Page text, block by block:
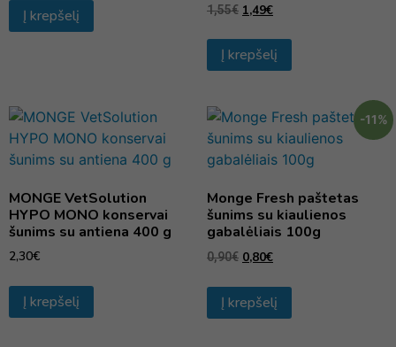
Į krepšelį 1,55€ 1,49€
Į krepšelį
MONGE VetSolution
HYPO MONO konservai
šunims su antiena 400 g
2,30€
Į krepšelį
-11%
Monge Fresh paštetas
šunims su kiaulienos
gabalėliais 100g
0,90€ 0,80€
Į krepšelį